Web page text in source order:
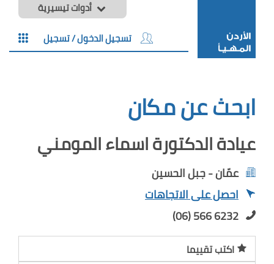
أدوات تيسيرية
تسجيل الدخول / تسجيل
ابحث عن مكان
عيادة الدكتورة اسماء المومني
عمّان - جبل الحسين
احصل على الاتجاهات
(06) 566 6232
اكتب تقييما